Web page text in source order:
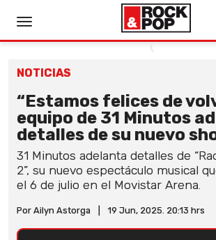
NOTICIAS
“Estamos felices de
equipo de 31 Minutos
detalles de su nuevo
31 Minutos adelanta detalles de
2”, su nuevo espectáculo musical
el 6 de julio en el Movistar Arena.
Por Ailyn Astorga 19 Jun, 2025. 20:13 hrs